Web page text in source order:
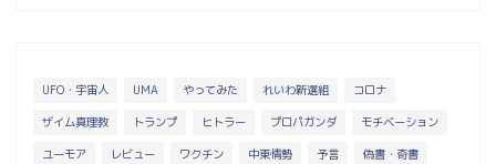
UFO・宇宙人 UMA やってみた れいわ新選組 コロナ
ザイム真理教 トランプ ヒトラー プロパガンダ モチベーション
ユーモア レビュー ワクチン 中東情勢 予言 偽書・奇書